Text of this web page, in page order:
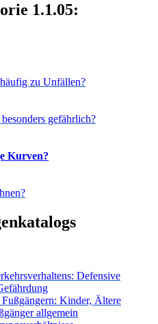
1.1.05:
zu Unfällen?
gefährlich?
Kurven?
Defensive
Fußgängern: Kinder, Ältere
allgemein